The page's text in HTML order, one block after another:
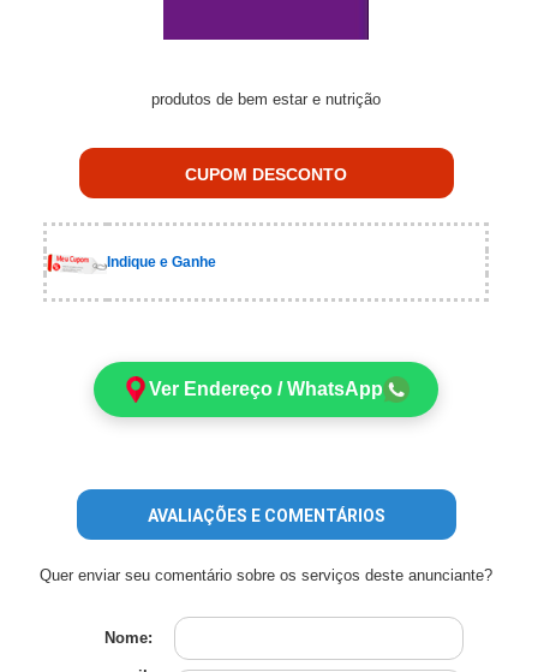
produtos de bem estar e nutrição
CUPOM DESCONTO
Indique e Ganhe
Ver Endereço / WhatsApp
AVALIAÇÕES E COMENTÁRIOS
Quer enviar seu comentário sobre os serviços deste anunciante?
Nome: